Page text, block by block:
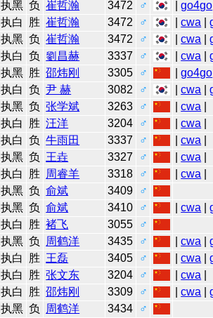
执黑 负 崔哲瀚 3472 ♂ |go4go
执白 胜 崔哲瀚 3472 ♂ |cwa |
执黑 负 崔哲瀚 3472 ♂ |cwa |
执白 负 劉昌赫 3337 ♂ |cwa |
执黑 胜 邵炜刚 3305 ♂ |go4go
执白 负 尹 赫 3082 ♂ |cwa |
执黑 负 张学斌 3263 ♂ |cwa
执白 胜 汪洋 3204 ♂ |cwa
执白 负 牛雨田 3337 ♂ |cwa
执黑 负 王垚 3327 ♂ |cwa
执白 胜 周睿羊 3318 ♂ |cwa
执黑 负 俞斌 3409
♂
执黑 负 俞斌 3410 ♂ |cwa |
执白 胜 褚飞 3055
♂
执黑 负 周鹤洋 3435 ♂ |cwa |
执白 胜 王磊 3405 ♂ |cwa |
执白 胜 张文东 3204 ♂ |cwa
执白 胜 邵炜刚 3309 ♂ |cwa |
执黑 负 周鹤洋 3434
♂